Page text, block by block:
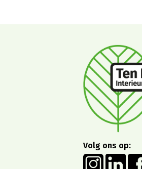
Volg ons op: